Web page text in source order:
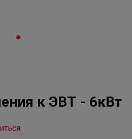
к ЭВТ - 6кВт